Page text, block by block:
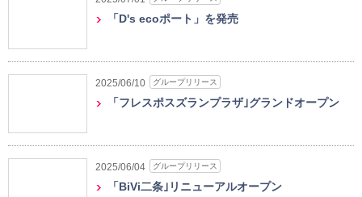
「D's ecoポート」を発売
2025/06/10 グループリリース
「フレスポスズランプラザ｣グランドオープン
2025/06/04 グループリリース
「BiVi二条｣リニューアルオープン